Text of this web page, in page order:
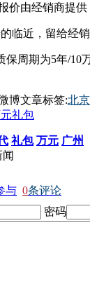
价由经销商提
临近，留给经
保周期为5年/10
博文章标签:北
礼包 万元 广州
与 0条评论
密码